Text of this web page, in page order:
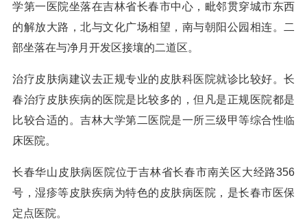
学第一医院坐落在吉林省长春市中心，毗邻贯穿城市东西
的解放大路，北与文化广场相望，南与朝阳公园相连。二
部坐落在与净月开发区接壤的二道区。
治疗皮肤病建议去正规专业的皮肤科医院就诊比较好。长
春治疗皮肤疾病的医院是比较多的，但凡是正规医院都是
比较合适的。吉林大学第二医院是一所三级甲等综合性临
床医院。
长春华山皮肤病医院位于吉林省长春市南关区大经路356
号，湿疹等皮肤疾病为特色的皮肤病医院，是长春市医保
定点医院。